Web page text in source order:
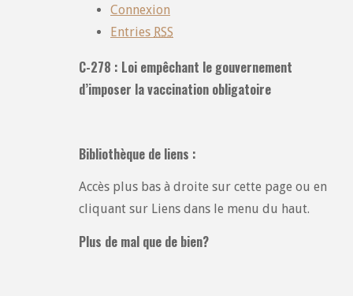
Connexion
Entries RSS
C-278 : Loi empêchant le gouvernement
d’imposer la vaccination obligatoire
Bibliothèque de liens :
Accès plus bas à droite sur cette page ou en
cliquant sur Liens dans le menu du haut.
Plus de mal que de bien?